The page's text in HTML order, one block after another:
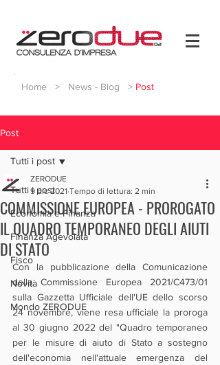
Home > News - Blog > Post
Post
Tutti i post
Economia e Finanza
Finanza Agevolata
Fisco
Novità
Mondo ZERODUE
Tutti i post
COMMISSIONE EUROPEA - PROROGATO
IL QUADRO TEMPORANEO DEGLI AIUTI
DI STATO
ZERODUE
9 dic 2021 Tempo di lettura: 2 min
Con la pubblicazione della Comunicazione
della Commissione Europea 2021/C473/01
sulla Gazzetta Ufficiale dell'UE dello scorso
24 novembre, viene resa ufficiale la proroga
al 30 giugno 2022 del "Quadro temporaneo
per le misure di aiuto di Stato a sostegno
dell'economia nell'attuale emergenza del